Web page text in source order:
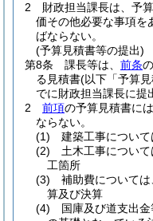
2
財政担当課長は、予
価その他必要な事項を
ばならない。
(予算見積書等の提出)
第8条
課長等は、 前条
る見積書(以下「予算
でに財政担当課長に提
2
前項の予算見積書に
ならない。
(1)
建築工事につい
(2)
土木工事につい
工箇所
(3)
補助費について
算及び決算
(4)
国庫及び道支出